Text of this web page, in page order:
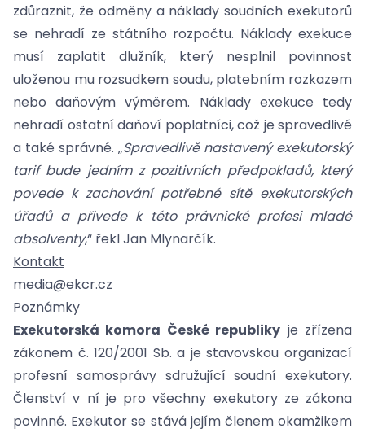
zdůraznit, že odměny a náklady soudních exekutorů
se nehradí ze státního rozpočtu. Náklady exekuce
musí zaplatit dlužník, který nesplnil povinnost
uloženou mu rozsudkem soudu, platebním rozkazem
nebo daňovým výměrem. Náklady exekuce tedy
nehradí ostatní daňoví poplatníci, což je spravedlivé
a také správné. „Spravedlivě nastavený exekutorský
tarif bude jedním z pozitivních předpokladů, který
povede k zachování potřebné sítě exekutorských
úřadů a přivede k této právnické profesi mladé
absolventy,“ řekl Jan Mlynarčík.
Kontakt
media@ekcr.cz
Poznámky
Exekutorská komora České republiky je zřízena
zákonem č. 120/2001 Sb. a je stavovskou organizací
profesní samosprávy sdružující soudní exekutory.
Členství v ní je pro všechny exekutory ze zákona
povinné. Exekutor se stává jejím členem okamžikem